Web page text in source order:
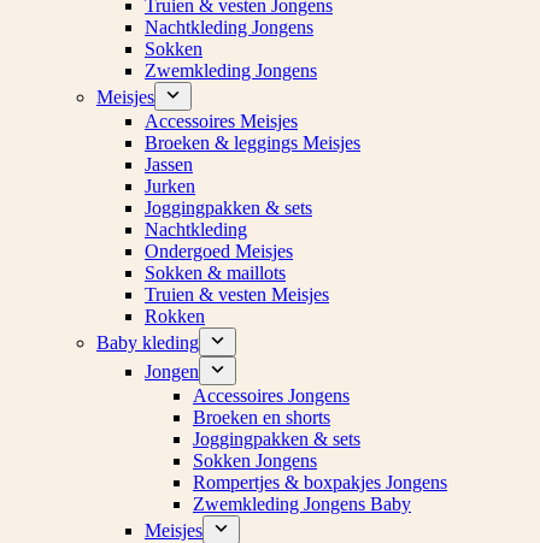
Truien & vesten Jongens
Nachtkleding Jongens
Sokken
Zwemkleding Jongens
Meisjes
Accessoires Meisjes
Broeken & leggings Meisjes
Jassen
Jurken
Joggingpakken & sets
Nachtkleding
Ondergoed Meisjes
Sokken & maillots
Truien & vesten Meisjes
Rokken
Baby kleding
Jongen
Accessoires Jongens
Broeken en shorts
Joggingpakken & sets
Sokken Jongens
Rompertjes & boxpakjes Jongens
Zwemkleding Jongens Baby
Meisjes